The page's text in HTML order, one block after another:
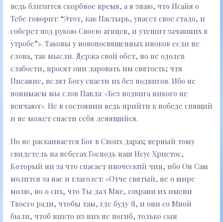
ведь близится скорбное время, а я знаю, что Исайя о
Тебе говорит: “Этот, как Пастырь, упасет свое стадо, и
соберет под рукою Своею агнцев, и утешит зачавших в
утробе”». Таковы у новопосвященных иноков если не
слова, так мысли. Держа свой обет, но не одолев
слабости, просят они даровать им святость; чтя
Писание, велят Богу спасти их без подвигов. Ибо не
понимаем мы слов Павла: «Без подвига никого не
венчают». Не в состоянии ведь прийти к победе спящий
и не может спасти себя ленящийся.
Но не раскаивается Бог в Своих дарах; верный тому
свидетель на небесах Господь наш Исус Христос,
Который ни за что спасает иноческий чин, ибо Он Сам
молится за нас и глаголет: «Отче святый, не о мире
молю, но о сих, что Ты дал Мне, сохрани их имени
Твоего ради, чтобы там, где буду Я, и они со Мной
были, чтоб никто из них не погиб, только сын